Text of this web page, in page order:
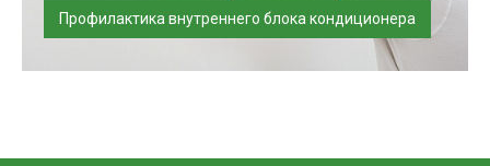
Профилактика внутреннего блока кондиционера